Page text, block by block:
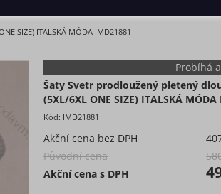
SIZE) ITALSKÁ MÓDA IMD21881
Probíhá
Šaty Svetr prodloužený pletený
(5XL/6XL ONE SIZE) ITALSKÁ MÓDA
Kód: IMD21881
Akční cena bez DPH
Původní cena
Akční cena s DPH